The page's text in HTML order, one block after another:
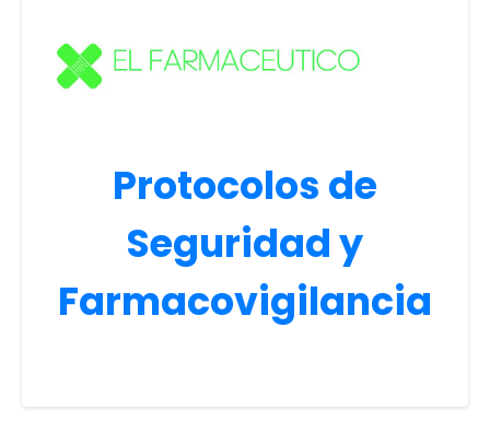
Protocolos de
Seguridad y
Farmacovigilancia